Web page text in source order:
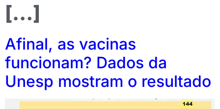
[…]
Afinal, as vacinas
funcionam? Dados da
Unesp mostram o resultado